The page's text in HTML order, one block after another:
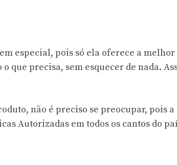
especial, pois só ela oferece a
que precisa, sem esquecer de nada.
não é preciso se preocupar, pois a
Autorizadas em todos os cantos do